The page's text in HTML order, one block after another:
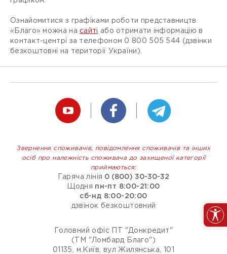
Ознайомитися з графіками роботи представництв
«Благо» можна на сайті або отримати інформацію в
контакт-центрі за телефоном 0 800 505 544 (дзвінки
безкоштовні на території України).
Звернення споживачів, повідомлення споживачів та інших
осіб про належність споживача до захищеної категорії
приймаються:
Гаряча лінія 0 (800) 30-30-32
Щодня пн-пт 8:00-21:00
сб-нд 8:00-20:00
дзвінок безкоштовний
Головний офіс ПТ "Донкредит"
(ТМ "Ломбард Благо")
01135, м.Київ, вул Жилянська, 101